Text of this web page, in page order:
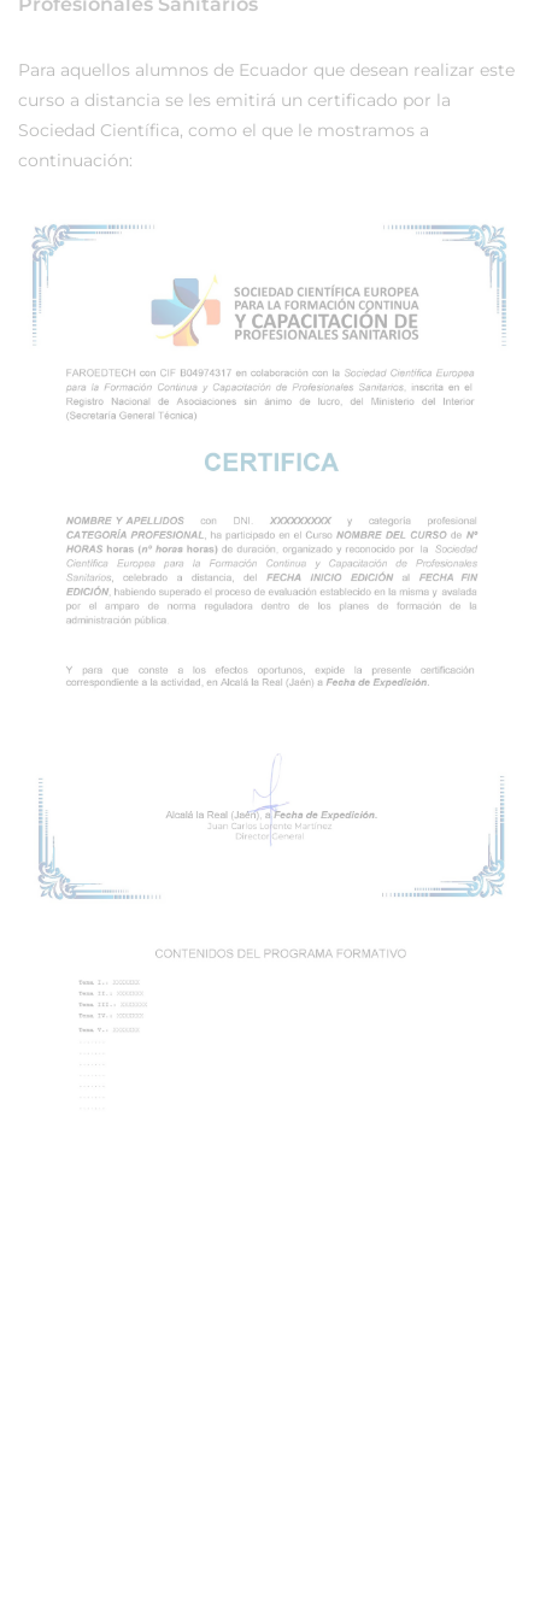
Para aquellos alumnos de Ecuador que desean realizar este
curso a distancia se les emitirá un certificado por la
Sociedad Científica, como el que le mostramos a
continuación: